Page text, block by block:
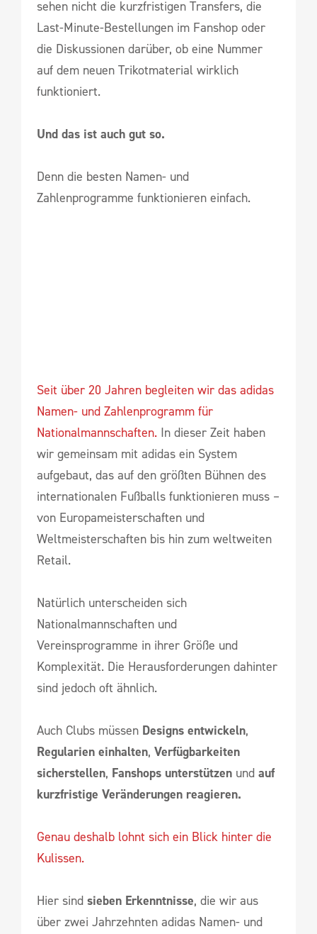
sehen nicht die kurzfristigen Transfers, die
Last-Minute-Bestellungen im Fanshop oder
die Diskussionen darüber, ob eine Nummer
auf dem neuen Trikotmaterial wirklich
funktioniert.
Und das ist auch gut so.
Denn die besten Namen- und
Zahlenprogramme funktionieren einfach.
Seit über 20 Jahren begleiten wir das adidas
Namen- und Zahlenprogramm für
Nationalmannschaften. In dieser Zeit haben
wir gemeinsam mit adidas ein System
aufgebaut, das auf den größten Bühnen des
internationalen Fußballs funktionieren muss –
von Europameisterschaften und
Weltmeisterschaften bis hin zum weltweiten
Retail.
Natürlich unterscheiden sich
Nationalmannschaften und
Vereinsprogramme in ihrer Größe und
Komplexität. Die Herausforderungen dahinter
sind jedoch oft ähnlich.
Auch Clubs müssen Designs entwickeln,
Regularien einhalten, Verfügbarkeiten
sicherstellen, Fanshops unterstützen und auf
kurzfristige Veränderungen reagieren.
Genau deshalb lohnt sich ein Blick hinter die
Kulissen.
Hier sind sieben Erkenntnisse, die wir aus
über zwei Jahrzehnten adidas Namen- und